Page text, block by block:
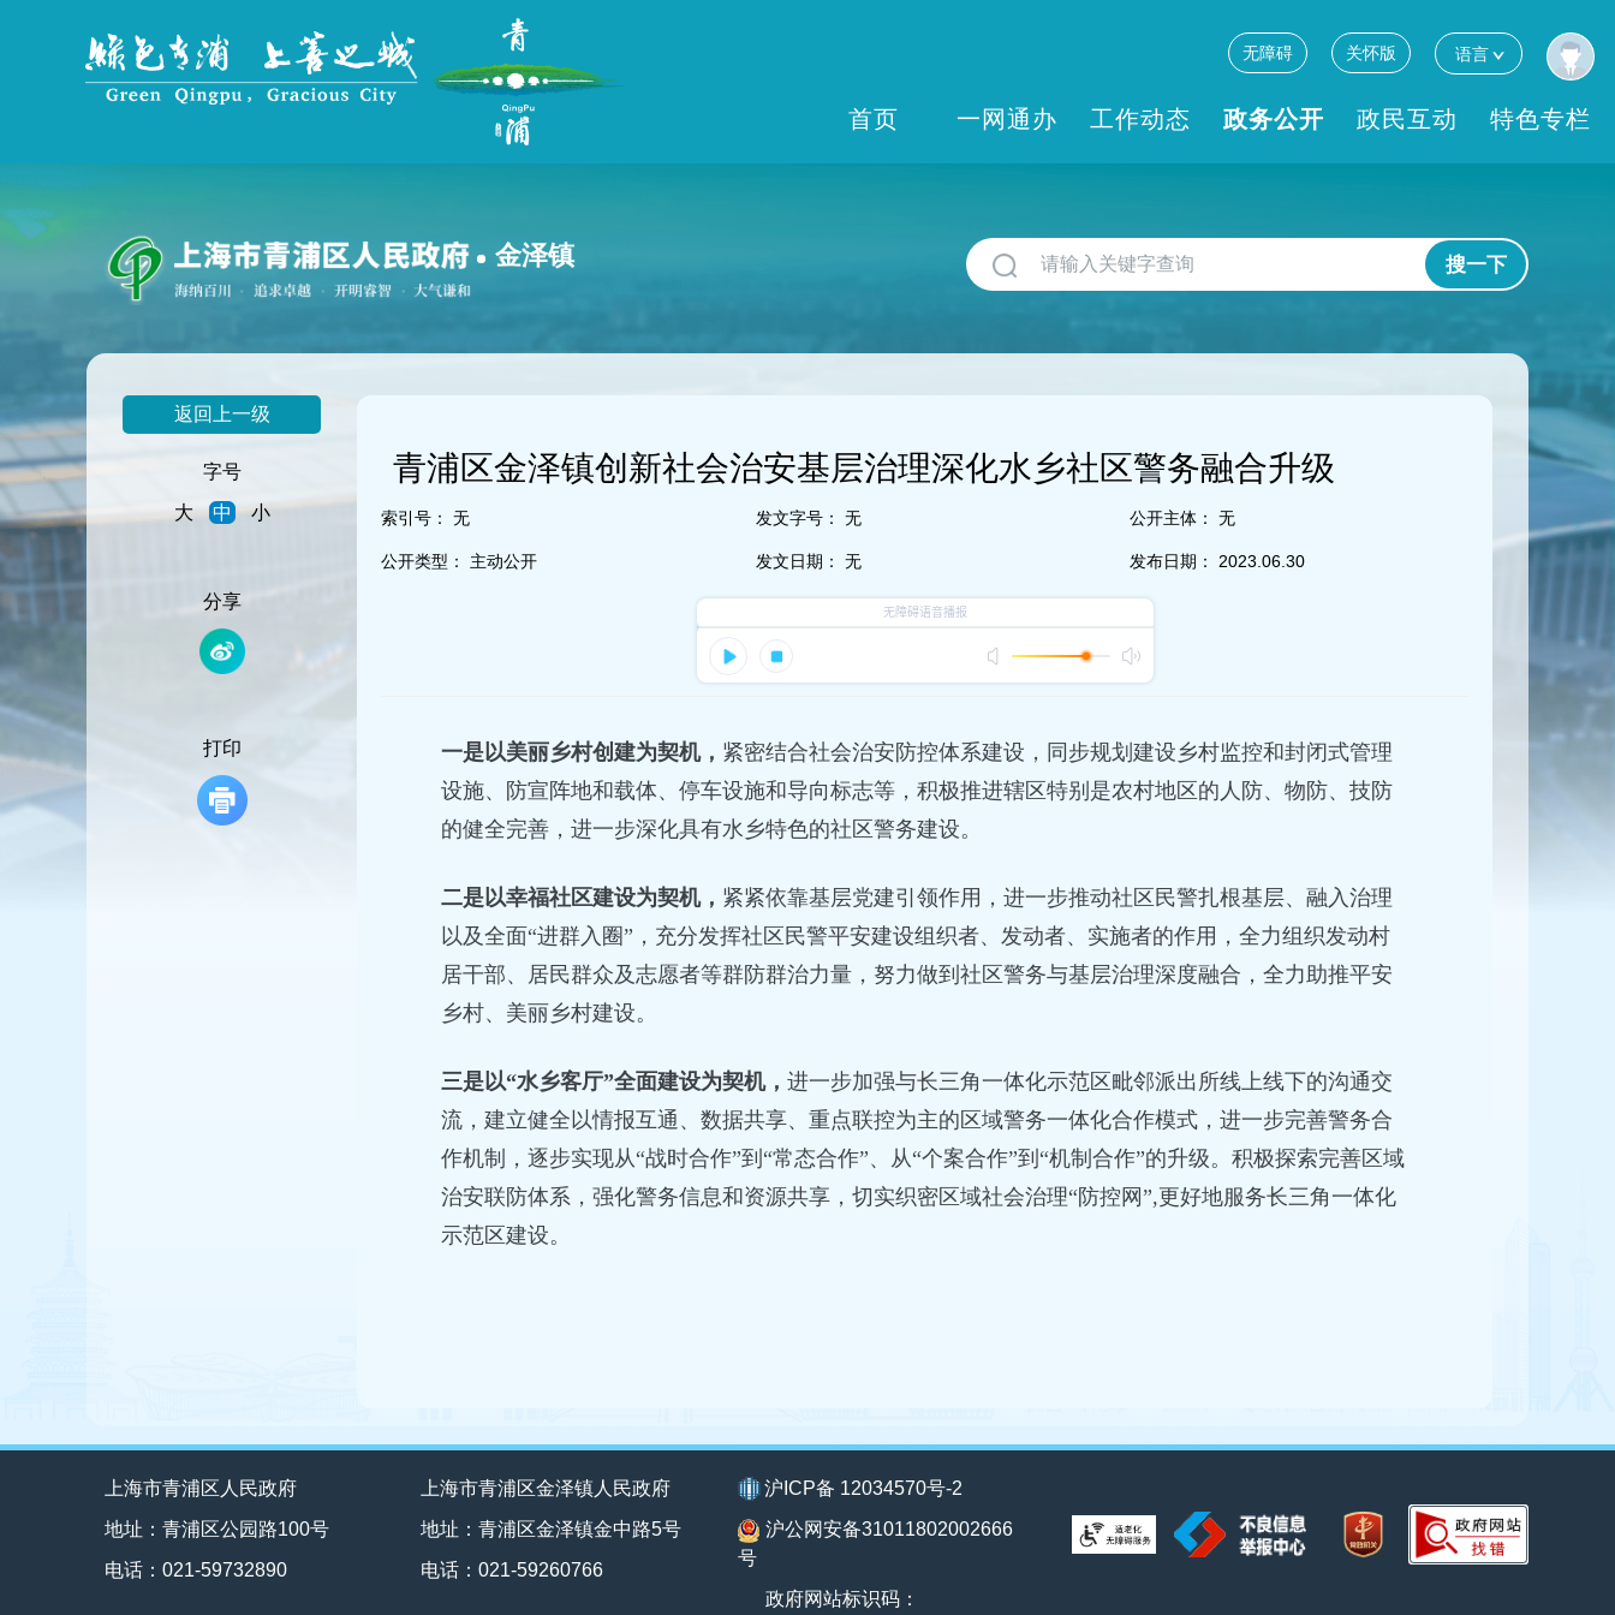
到
主
要
内
无障碍 关怀版 语言
首页 一网通办 工作动态 政务公开 政民互动 特色专栏
金泽镇 搜一下
返回上一级
字号
大
中 小
分享
打印
青浦区金泽镇创新社会治安基层治理深化水乡社区警务融合升级
索引号： 无
公开类型： 主动公开
发文字号： 无
发文日期： 无
公开主体： 无
发布日期： 2023.06.30
一是以美丽乡村创建为契机， 紧密结合社会治安防控体系建设，同步规划建设乡村监控和封闭式管理
设施、防宣阵地和载体、停车设施和导向标志等，积极推进辖区特别是农村地区的人防、物防、技防
的健全完善，进一步深化具有水乡特色的社区警务建设。
二是以幸福社区建设为契机， 紧紧依靠基层党建引领作用，进一步推动社区民警扎根基层、融入治理
以及全面“进群入圈”，充分发挥社区民警平安建设组织者、发动者、实施者的作用，全力组织发动村
居干部、居民群众及志愿者等群防群治力量，努力做到社区警务与基层治理深度融合，全力助推平安
乡村、美丽乡村建设。
三是以“水乡客厅”全面建设为契机， 进一步加强与长三角一体化示范区毗邻派出所线上线下的沟通交
流，建立健全以情报互通、数据共享、重点联控为主的区域警务一体化合作模式，进一步完善警务合
作机制，逐步实现从“战时合作”到“常态合作”、从“个案合作”到“机制合作”的升级。积极探索完善区域
治安联防体系，强化警务信息和资源共享，切实织密区域社会治理“防控网”,更好地服务长三角一体化
示范区建设。
上海市青浦区人民政府
地址：青浦区公园路100号
电话：021-59732890
上海市青浦区金泽镇人民政府
地址：青浦区金泽镇金中路5号
电话：021-59260766
沪ICP备 12034570号-2
沪公网安备31011802002666
号
政府网站标识码：